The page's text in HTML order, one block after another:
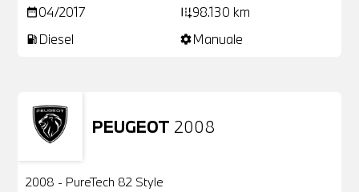
date_range04/2017 add_road98.130 km
local_gas_station Diesel settingsManuale
PEUGEOT 2008
Usato
2008 - PureTech 82 Style